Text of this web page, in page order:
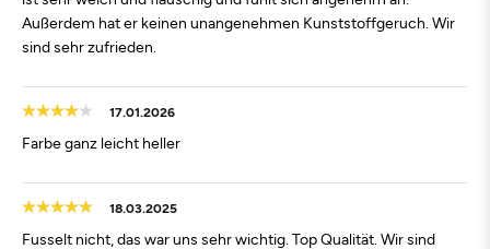
Außerdem hat er keinen unangenehmen Kunststoffgeruch. Wir
sind sehr zufrieden.
17.01.2026
Farbe ganz leicht heller
18.03.2025
Fusselt nicht, das war uns sehr wichtig. Top Qualität. Wir sind